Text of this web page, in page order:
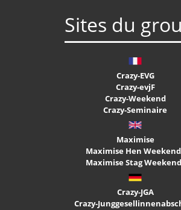
Sites du
Crazy-EVG
Crazy-evjF
Crazy-Weekend
Crazy-Seminaire
Maximise
Maximise Hen
Maximise Stag
Crazy-JGA
Crazy-